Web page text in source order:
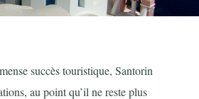
succès touristique, Santorin
au point qu’il ne reste plus